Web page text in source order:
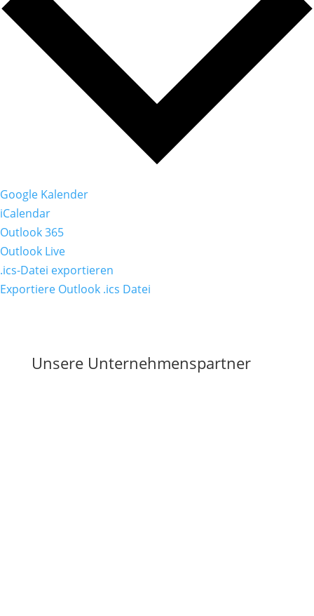
Google Kalender
iCalendar
Outlook 365
Outlook Live
.ics-Datei exportieren
Exportiere Outlook .ics Datei
Unsere Unternehmenspartner